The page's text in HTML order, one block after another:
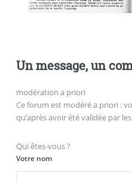
Un message, un
modération a priori
Ce forum est modéré a priori :
qu’après avoir été validée par
Qui êtes-vous ?
Votre nom